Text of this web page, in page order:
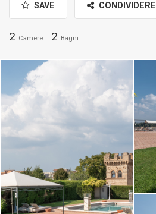
SAVE CONDIVIDERE
2 Camere 2 Bagni
Daniele Raffaelli-
www.danieleraffaelli.com